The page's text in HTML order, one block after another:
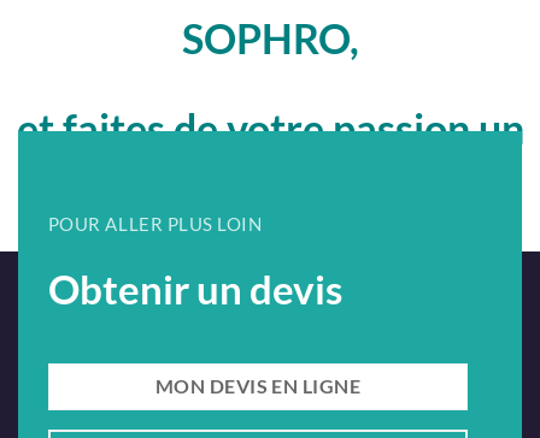
SOPHRO,
et faites de votre passion un
POUR ALLER PLUS LOIN
Obtenir un devis
MON DEVIS EN LIGNE